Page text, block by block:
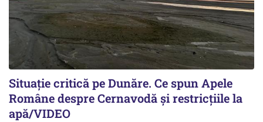
Situație critică pe Dunăre. Ce spun Apele
Române despre Cernavodă și restricțiile la
apă/VIDEO